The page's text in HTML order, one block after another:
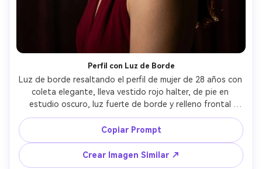
Perfil con Luz de Borde
Luz de borde resaltando el perfil de mujer de 28 años con
coleta elegante, lleva vestido rojo halter, de pie en
estudio oscuro, luz fuerte de borde y relleno frontal
suave, 85mm f/1.4, composición de perfiles iluminados,
ambiente poderoso y misterioso, detalle fotorealista,
luces limpias, sombras naturales, alta resolución --ar 4:5
Copiar Prompt
Crear Imagen Similar ↗